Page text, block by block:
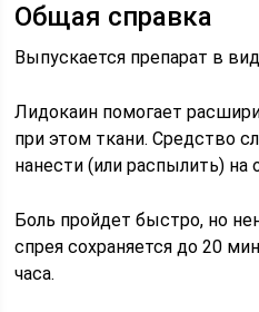
Общая справка
Выпускается препарат в
Лидокаин помогает
при этом ткани. Средство
нанести (или распылить)
Боль пройдет быстро, но
спрея сохраняется до 20
часа.